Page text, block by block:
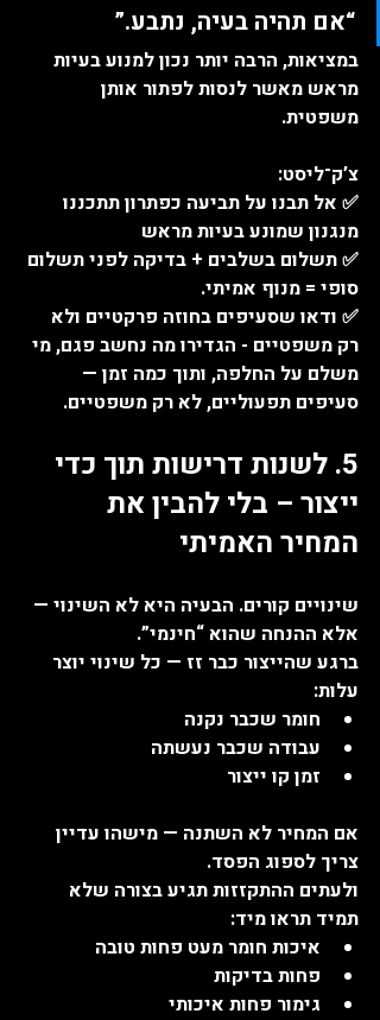
“אם תהיה בעיה, נתבע.”
במציאות, הרבה יותר נכון למנוע בעיות
מראש מאשר לנסות לפתור אותן
משפטית.
צ’ק־ליסט:
✅ אל תבנו על תביעה כפתרון תתכננו
מנגנון שמונע בעיות מראש
✅ תשלום בשלבים + בדיקה לפני תשלום
סופי = מנוף אמיתי.
✅ ודאו שסעיפים בחוזה פרקטיים ולא
רק משפטיים - הגדירו מה נחשב פגם, מי
משלם על החלפה, ותוך כמה זמן —
סעיפים תפעוליים, לא רק משפטיים.
5. לשנות דרישות תוך כדי
ייצור – בלי להבין את
המחיר האמיתי
שינויים קורים. הבעיה היא לא השינוי —
אלא ההנחה שהוא “חינמי”.
ברגע שהייצור כבר זז — כל שינוי יוצר
עלות:
חומר שכבר נקנה
עבודה שכבר נעשתה
זמן קו ייצור
אם המחיר לא השתנה — מישהו עדיין
צריך לספוג הפסד.
ולעתים ההתקזזות תגיע בצורה שלא
תמיד תראו מיד:
איכות חומר מעט פחות טובה
פחות בדיקות
גימור פחות איכותי